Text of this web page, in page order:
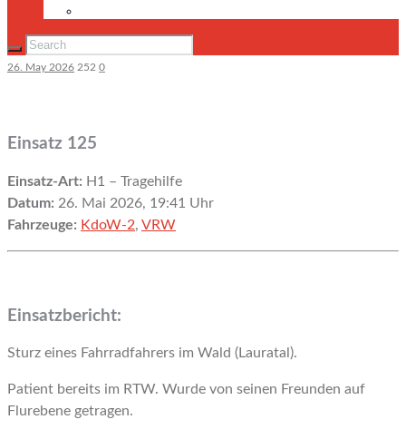
26. May 2026 252 0
Einsatz 125
Einsatz-Art: H1 – Tragehilfe
Datum: 26. Mai 2026, 19:41 Uhr
Fahrzeuge: KdoW-2, VRW
Einsatzbericht:
Sturz eines Fahrradfahrers im Wald (Lauratal).
Patient bereits im RTW. Wurde von seinen Freunden auf
Flurebene getragen.